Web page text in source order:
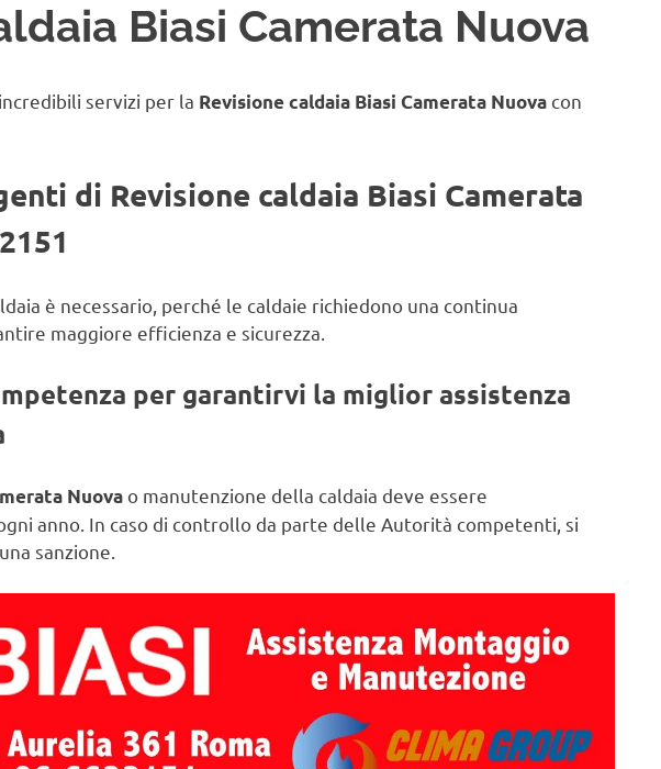
Biasi Camerata Nuova
servizi per la Revisione caldaia Biasi Camerata Nuova con
di Revisione caldaia Biasi Camerata
è necessario, perché le caldaie richiedono una continua
maggiore efficienza e sicurezza.
per garantirvi la miglior assistenza
Nuova o manutenzione della caldaia deve essere
anno. In caso di controllo da parte delle Autorità competenti, si
sanzione.